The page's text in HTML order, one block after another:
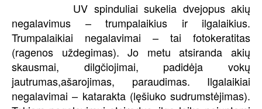
UV spinduliai sukelia dvejopus akių
negalavimus – trumpalaikius ir ilgalaikius.
Trumpalaikiai negalavimai – tai fotokeratitas
(ragenos uždegimas). Jo metu atsiranda akių
skausmai, dilgčiojimai, padidėja vokų
jautrumas,ašarojimas, paraudimas. Ilgalaikiai
negalavimai – katarakta (lęšiuko sudrumstėjimas).